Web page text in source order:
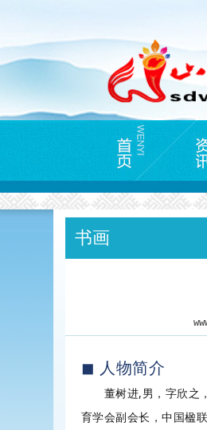
书画
◼ 人物简介
董树进,男，字欣之，
育学会副会长，中国楹